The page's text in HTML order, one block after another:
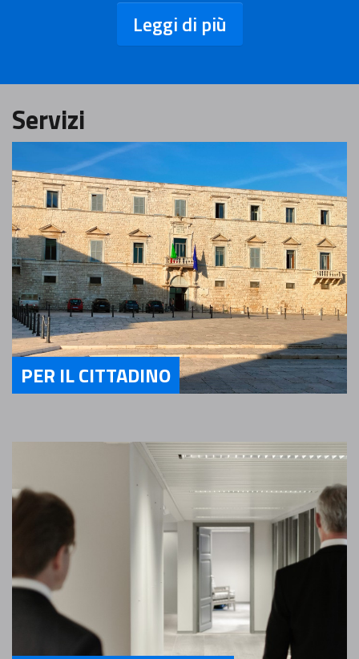
Leggi di più
Servizi
Servizi Per il Cittadino
PER IL CITTADINO